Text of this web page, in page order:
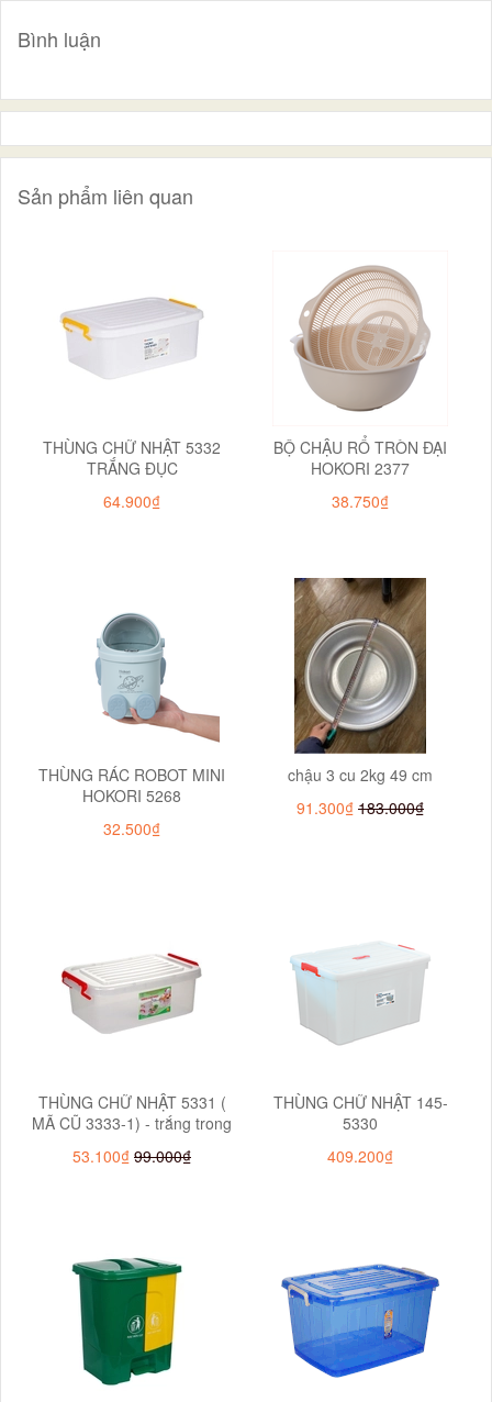
Bình luận
Sản phẩm liên quan
THÙNG CHỮ NHẬT 5332
TRẮNG ĐỤC
64.900₫
BỘ CHẬU RỔ TRÒN ĐẠI
HOKORI 2377
38.750₫
THÙNG RÁC ROBOT MINI
HOKORI 5268
32.500₫
chậu 3 cu 2kg 49 cm
91.300₫ 183.000₫
THÙNG CHỮ NHẬT 5331 (
MÃ CŨ 3333-1) - trắng trong
53.100₫ 99.000₫
THÙNG CHỮ NHẬT 145-
5330
409.200₫